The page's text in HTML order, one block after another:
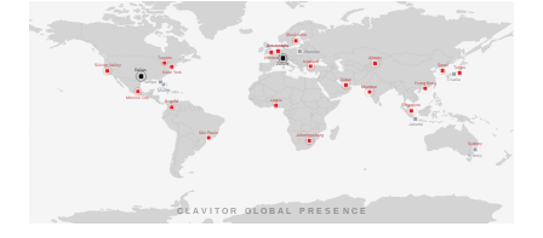
CLAVITOR GLOBAL PRESENCE
Sydney
Tokyo
Osaka
Seoul
Hong Kong
Singapore
Almaty
Mumbai
Dubai
Istanbul
Johannesburg
Stockholm
Zürich
Amsterdam
Amsterdam
Lagos
London
São Paulo
New York
Bogotá
Toronto
Miami
Tampa
Dallas
Mexico City
Silicon Valley
Sydney
Jakarta
Warsaw